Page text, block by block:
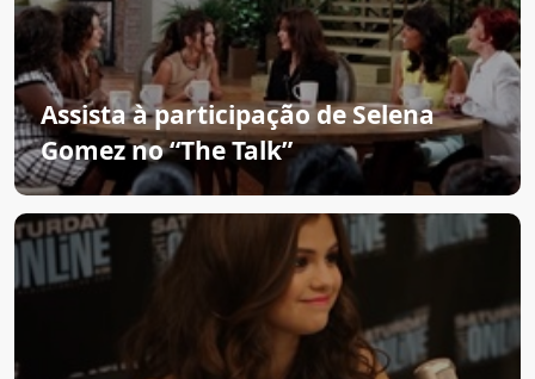
Assista à participação de Selena
Gomez no “The Talk”